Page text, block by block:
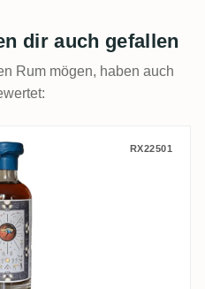
dir auch gefallen
Rum mögen, haben auch
Harmony Takumi
RX22501